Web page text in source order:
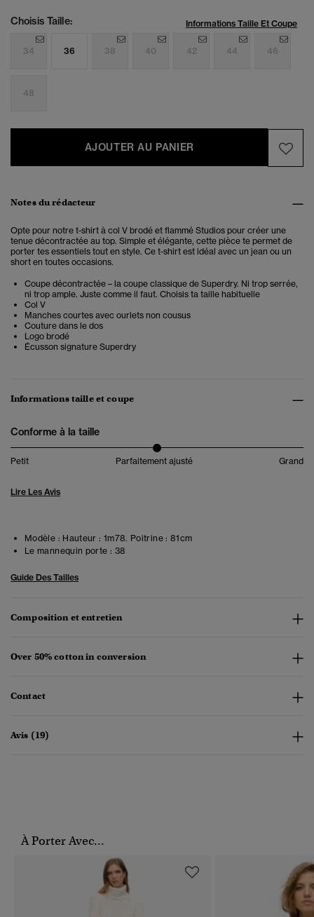
Choisis Taille: Informations Taille Et Coupe
34 36 38 40 42 44 46
48
AJOUTER AU PANIER
Notes du rédacteur
Opte pour notre t-shirt à col V brodé et flammé Studios pour créer une
tenue décontractée au top. Simple et élégante, cette pièce te permet de
porter tes essentiels tout en style. Ce t-shirt est idéal avec un jean ou un
short en toutes occasions.
Coupe décontractée – la coupe classique de Superdry. Ni trop serrée,
ni trop ample. Juste comme il faut. Choisis ta taille habituelle
Col V
Manches courtes avec ourlets non cousus
Couture dans le dos
Logo brodé
Écusson signature Superdry
Informations taille et coupe
Conforme à la taille
Petit Parfaitement ajusté Grand
Lire Les Avis
Modèle : Hauteur : 1m78. Poitrine : 81cm
Le mannequin porte : 38
Guide Des Tailles
Composition et entretien
Over 50% cotton in conversion
Contact
Avis (19)
À Porter Avec...